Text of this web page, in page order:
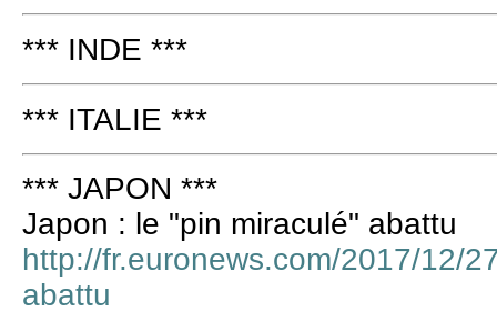
*** INDE ***
*** ITALIE ***
*** JAPON ***
Japon : le "pin miraculé" abattu
http://fr.euronews.com/2017/12/
abattu